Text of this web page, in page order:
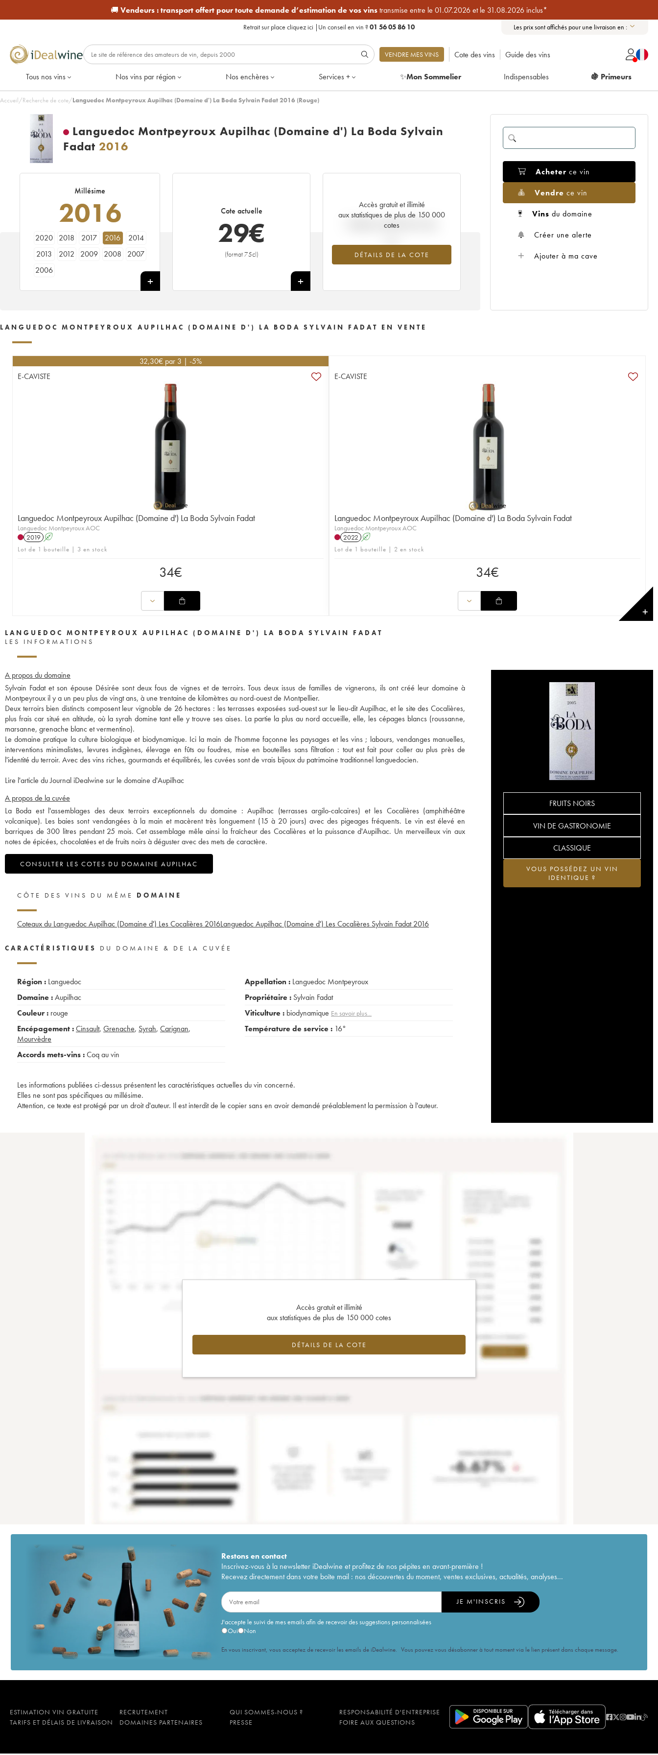
🚚 Vendeurs :transport offert pour toute demande d’estimation de vos vinstransmise entre le 01.07.2026 et le 31.08.2026 inclus*
Retrait sur place cliquez ici | Un conseil en vin ?01 56 05 86 10 Les prix sont affichés pour une livraison en :
VENDRE MES VINS Cote des vins Guide des vins
Tous nos vins Nos vins par région Nos enchères Services + ✨Mon Sommelier Indispensables 🍇 Primeurs
Accueil/Recherche de cote/Languedoc Montpeyroux Aupilhac (Domaine d') La Boda Sylvain Fadat 2016 (Rouge)
Languedoc Montpeyroux Aupilhac (Domaine d') La Boda Sylvain
Fadat 2016
Millésime
2016
2020 2018 2017 2016
2014
2013
2012 2009 2008
2007
2006
Cote actuelle
29€
(format 75cl)
+
Accès gratuit et illimité
aux statistiques de plus de 150 000
cotes
DÉTAILS DE LA COTE
Tendance actuelle de la cote
Acheter ce vin
Vendre ce vin
Vins du domaine
Créer une alerte
Ajouter à ma cave
LANGUEDOC MONTPEYROUX AUPILHAC (DOMAINE D') LA BODA SYLVAIN FADAT EN VENTE
32,30€ par 3 | -5%
E-CAVISTE
Languedoc Montpeyroux Aupilhac (Domaine d') La Boda Sylvain Fadat
Languedoc Montpeyroux AOC
2019 A
Lot de 1 bouteille | 3 en stock
34€
E-CAVISTE
Languedoc Montpeyroux Aupilhac (Domaine d') La Boda Sylvain Fadat
Languedoc Montpeyroux AOC
2022 A
Lot de 1 bouteille | 2 en stock
34€
✕
LANGUEDOC MONTPEYROUX AUPILHAC (DOMAINE D') LA BODA SYLVAIN FADAT
LES INFORMATIONS
A propos du domaine
Sylvain Fadat et son épouse Désirée sont deux fous de vignes et de terroirs. Tous deux issus de familles de vignerons, ils ont créé leur domaine à
Montpeyroux il y a un peu plus de vingt ans, à une trentaine de kilomètres au nord-ouest de Montpellier.
Deux terroirs bien distincts composent leur vignoble de 26 hectares : les terrasses exposées sud-ouest sur le lieu-dit Aupilhac, et le site des Cocalières,
plus frais car situé en altitude, où la syrah domine tant elle y trouve ses aises. La partie la plus au nord accueille, elle, les cépages blancs (roussanne,
marsanne, grenache blanc et vermentino).
Le domaine pratique la culture biologique et biodynamique. Ici la main de l'homme façonne les paysages et les vins ; labours, vendanges manuelles,
interventions minimalistes, levures indigènes, élevage en fûts ou foudres, mise en bouteilles sans filtration : tout est fait pour coller au plus près de
l'identité du terroir. Avec des vins riches, gourmands et équilibrés, les cuvées sont de vrais bijoux du patrimoine traditionnel languedocien.
Lire l'article du Journal iDealwine sur le domaine d'Aupilhac
A propos de la cuvée
La Boda est l'assemblages des deux terroirs exceptionnels du domaine : Aupilhac (terrasses argilo-calcaires) et les Cocalières (amphithéâtre
volcanique). Les baies sont vendangées à la main et macèrent très longuement (15 à 20 jours) avec des pigeages fréquents. Le vin est élevé en
barriques de 300 litres pendant 25 mois. Cet assemblage mêle ainsi la fraîcheur des Cocalières et la puissance d'Aupilhac. Un merveilleux vin aux
notes de épicées, chocolatées et de fruits noirs à déguster avec des mets de caractère.
CONSULTER LES COTES DU DOMAINE AUPILHAC
FRUITS NOIRS
VIN DE GASTRONOMIE
CLASSIQUE
VOUS POSSÉDEZ UN VIN
IDENTIQUE ?
CÔTE DES VINS DU MÊME
DOMAINE
Coteaux du Languedoc Aupilhac (Domaine d') Les Cocalières 2016Languedoc Aupilhac (Domaine d') Les Cocalières Sylvain Fadat 2016
CARACTÉRISTIQUES DU DOMAINE & DE LA CUVÉE
Région : Languedoc
Domaine :Aupilhac
Couleur : rouge
Encépagement :Cinsault, Grenache, Syrah, Carignan,
Mourvèdre
Accords mets-vins :Coq au vin
Appellation : Languedoc Montpeyroux
Propriétaire : Sylvain Fadat
Viticulture : biodynamique En savoir plus...
Température de service : 16°
Les informations publiées ci-dessus présentent les caractéristiques actuelles du vin concerné.
Elles ne sont pas spécifiques au millésime.
Attention, ce texte est protégé par un droit d'auteur. Il est interdit de le copier sans en avoir demandé préalablement la permission à l'auteur.
Accès gratuit et illimité
aux statistiques de plus de 150 000 cotes
DÉTAILS DE LA COTE
Restons encontact
Inscrivez-vous à la newsletter iDealwine et profitez de nos pépites en avant-première !
Recevez directement dans votre boîte mail : nos découvertes du moment, ventes exclusives, actualités, analyses...
J'accepte le suivi de mes emails afin de recevoir des suggestions personnalisées
Oui
Non
JE M'INSCRIS
En vous inscrivant, vous acceptez de recevoir les emails de iDealwine. Vous pouvez vous désabonner à tout moment via le lien présent dans chaque message.
ESTIMATION VIN GRATUITE RECRUTEMENT QUI SOMMES-NOUS ?
RESPONSABILITÉ D'ENTREPRISE
TARIFS ET DÉLAIS DE LIVRAISON
DOMAINES PARTENAIRES PRESSE FOIRE AUX QUESTIONS